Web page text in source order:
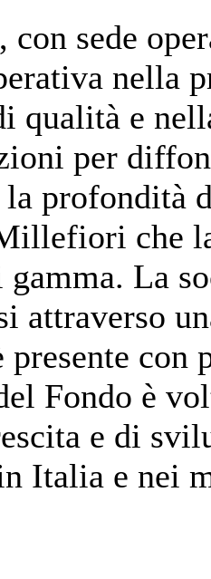
sede
nella
qualità e
per
la
che
gamma. La
attraverso
con
Fondo è
e di
Italia e nei